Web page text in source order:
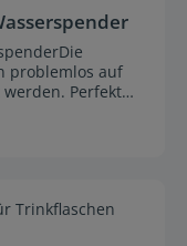
problemlos auf
Perfekt
Betrieb.
110 V - 230 V -
5 Sternen